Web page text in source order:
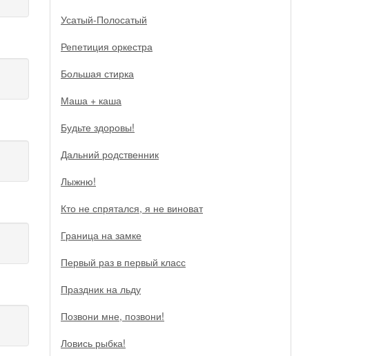
Усатый-Полосатый
Репетиция оркестра
Большая стирка
Маша + каша
Будьте здоровы!
Дальний родственник
Лыжню!
Кто не спрятался, я не виноват
Граница на замке
Первый раз в первый класс
Праздник на льду
Позвони мне, позвони!
Ловись рыбка!